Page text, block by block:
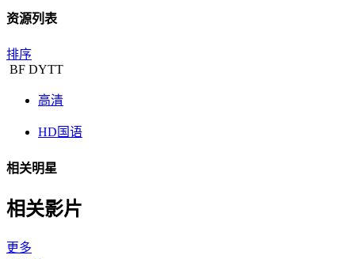
资源列表
排序
BF DYTT
高清
HD国语
相关明星
相关影片
更多